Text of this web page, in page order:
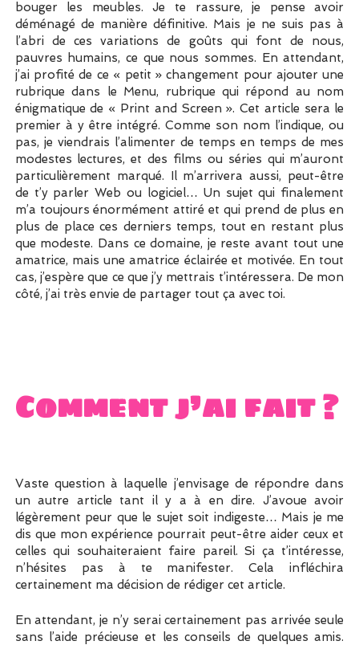
bouger les meubles. Je te rassure, je pense avoir
déménagé de manière définitive. Mais je ne suis pas à
l’abri de ces variations de goûts qui font de nous,
pauvres humains, ce que nous sommes. En attendant,
j’ai profité de ce « petit » changement pour ajouter une
rubrique dans le Menu, rubrique qui répond au nom
énigmatique de « Print and Screen ». Cet article sera le
premier à y être intégré. Comme son nom l’indique, ou
pas, je viendrais l’alimenter de temps en temps de mes
modestes lectures, et des films ou séries qui m’auront
particulièrement marqué. Il m’arrivera aussi, peut-être
de t’y parler Web ou logiciel… Un sujet qui finalement
m’a toujours énormément attiré et qui prend de plus en
plus de place ces derniers temps, tout en restant plus
que modeste. Dans ce domaine, je reste avant tout une
amatrice, mais une amatrice éclairée et motivée. En tout
cas, j’espère que ce que j’y mettrais t’intéressera. De mon
côté, j’ai très envie de partager tout ça avec toi.
Comment j’ai fait ?
Vaste question à laquelle j’envisage de répondre dans
un autre article tant il y a à en dire. J’avoue avoir
légèrement peur que le sujet soit indigeste… Mais je me
dis que mon expérience pourrait peut-être aider ceux et
celles qui souhaiteraient faire pareil. Si ça t’intéresse,
n’hésites pas à te manifester. Cela infléchira
certainement ma décision de rédiger cet article.
En attendant, je n’y serai certainement pas arrivée seule
sans l’aide précieuse et les conseils de quelques amis.